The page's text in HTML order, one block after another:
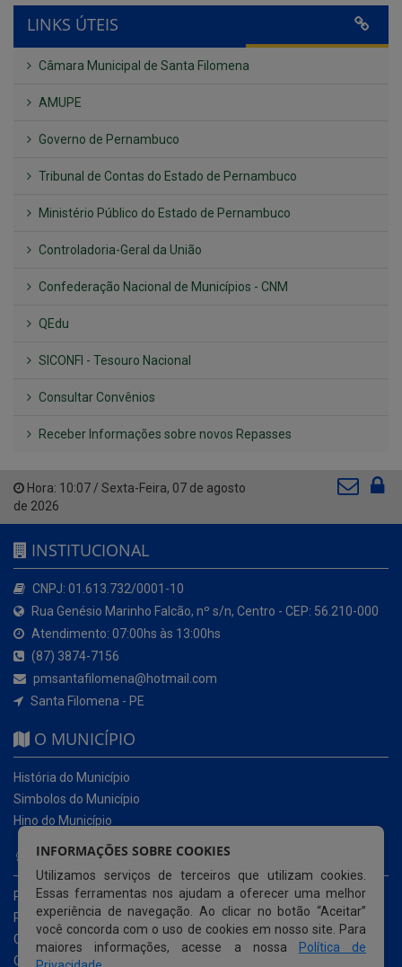
LINKS ÚTEIS
Câmara Municipal de Santa Filomena
AMUPE
Governo de Pernambuco
Tribunal de Contas do Estado de Pernambuco
Ministério Público do Estado de Pernambuco
Controladoria-Geral da União
Confederação Nacional de Municípios - CNM
QEdu
SICONFI - Tesouro Nacional
Consultar Convênios
Receber Informações sobre novos Repasses
Hora: 10:07 / Sexta-Feira, 07 de agosto
de 2026
INSTITUCIONAL
CNPJ: 01.613.732/0001-10
Rua Genésio Marinho Falcão, nº s/n, Centro - CEP: 56.210-000
Atendimento: 07:00hs às 13:00hs
(87) 3874-7156
pmsantafilomena@hotmail.com
Santa Filomena - PE
O MUNICÍPIO
História do Município
Simbolos do Município
Hino do Município
NOSSOS SERVIÇOS
Portal da Transparência
Portal da Transparência da COVID-19
Cartas de Serviços ao Usuário
Ouvidoria Municipal
INFORMAÇÕES SOBRE COOKIES
Utilizamos serviços de terceiros que utilizam cookies.
Essas ferramentas nos ajudam a oferecer uma melhor
experiência de navegação. Ao clicar no botão “Aceitar”
você concorda com o uso de cookies em nosso site. Para
maiores informações, acesse a nossa
Política de